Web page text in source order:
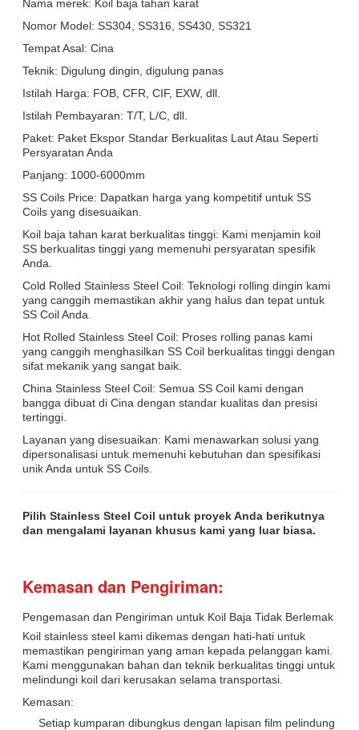
Nama merek: Koil baja tahan karat
Nomor Model: SS304, SS316, SS430, SS321
Tempat Asal: Cina
Teknik: Digulung dingin, digulung panas
Istilah Harga: FOB, CFR, CIF, EXW, dll.
Istilah Pembayaran: T/T, L/C, dll.
Paket: Paket Ekspor Standar Berkualitas Laut Atau Seperti
Persyaratan Anda
Panjang: 1000-6000mm
SS Coils Price: Dapatkan harga yang kompetitif untuk SS
Coils yang disesuaikan.
Koil baja tahan karat berkualitas tinggi: Kami menjamin koil
SS berkualitas tinggi yang memenuhi persyaratan spesifik
Anda.
Cold Rolled Stainless Steel Coil: Teknologi rolling dingin kami
yang canggih memastikan akhir yang halus dan tepat untuk
SS Coil Anda.
Hot Rolled Stainless Steel Coil: Proses rolling panas kami
yang canggih menghasilkan SS Coil berkualitas tinggi dengan
sifat mekanik yang sangat baik.
China Stainless Steel Coil: Semua SS Coil kami dengan
bangga dibuat di Cina dengan standar kualitas dan presisi
tertinggi.
Layanan yang disesuaikan: Kami menawarkan solusi yang
dipersonalisasi untuk memenuhi kebutuhan dan spesifikasi
unik Anda untuk SS Coils.
Pilih Stainless Steel Coil untuk proyek Anda berikutnya
dan mengalami layanan khusus kami yang luar biasa.
Kemasan dan Pengiriman:
Pengemasan dan Pengiriman untuk Koil Baja Tidak Berlemak
Koil stainless steel kami dikemas dengan hati-hati untuk
memastikan pengiriman yang aman kepada pelanggan kami.
Kami menggunakan bahan dan teknik berkualitas tinggi untuk
melindungi koil dari kerusakan selama transportasi.
Kemasan:
Setiap kumparan dibungkus dengan lapisan film pelindung